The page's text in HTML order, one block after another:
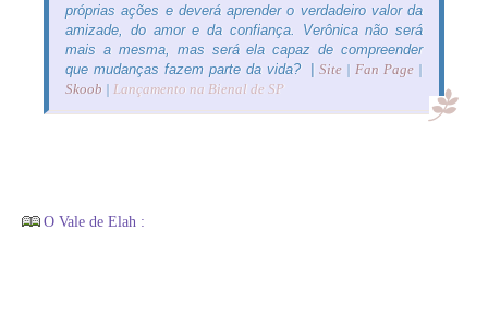
próprias ações e deverá aprender o verdadeiro valor da
amizade, do amor e da confiança. Verônica não será
mais a mesma, mas será ela capaz de compreender
que mudanças fazem parte da vida? |Site | Fan Page |
Skoob | Lançamento na Bienal de SP
O Vale de Elah :